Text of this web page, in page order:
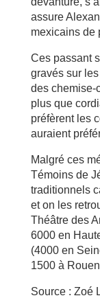
assure
mexicains de
Ces passant
gravés sur
des chemise-
plus que
préfèrent les
auraient
Malgré ces
Témoins de
traditionnels
et on les
Théâtre des
6000 en
(4000 en
1500 à
Source : Zoé